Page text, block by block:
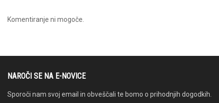
Komentiranje ni mogoče.
NAROČI SE NA E-NOVICE
Sporoči nam svoj email in obveščali te bomo o prihodnjih dogodkih.